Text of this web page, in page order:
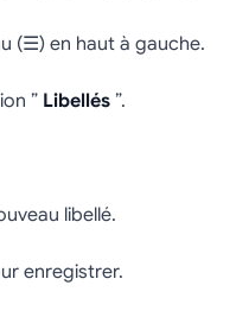
(☰) en haut à gauche.
” Libellés ”.
libellé.
enregistrer.